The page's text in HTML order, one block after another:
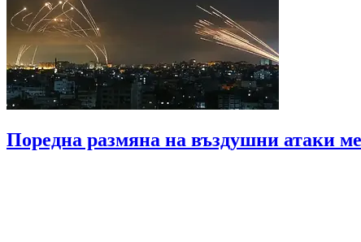
Поредна размяна на въздушни атаки